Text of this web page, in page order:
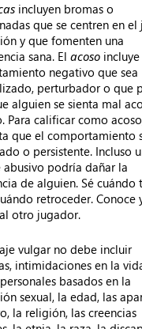
incluyen bromas o
que se centren en el
y que fomenten una
sana. Elacoso
negativo que sea
perturbador o que
alguien se sienta mal
Para calificar como
que el comportamiento
o persistente. Incluso
abusivo podría dañar la
de alguien. Sé cuándo
retroceder. Conoce
otro jugador.
vulgar no debe incluir
intimidaciones en la
basados en la
sexual, la edad, las
la religión, las creencias